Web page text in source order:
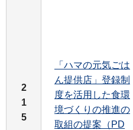
2
1
5
「ハマの元気ごは
ん提供店」登録制
度を活用した食環
境づくりの推進の
取組の提案（PD